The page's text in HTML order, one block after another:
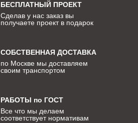
БЕСПЛАТНЫЙ ПРОЕКТ
Сделав у нас заказ вы
получаете проект в подарок
СОБСТВЕННАЯ ДОСТАВКА
по Москве мы доставляем
своим транспортом
РАБОТЫ по ГОСТ
Все что мы делаем
соответствует нормативам